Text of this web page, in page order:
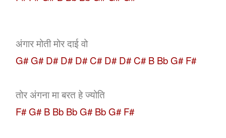
अंगार मोती मोर दाई वो
G# G# D# D# D# C# D# D# C# B Bb G# F#
तोर अंगना मा बरत हे ज्योति
F# G# B Bb Bb G# Bb G# F#